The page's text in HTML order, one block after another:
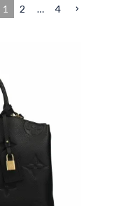
1 2 … 4